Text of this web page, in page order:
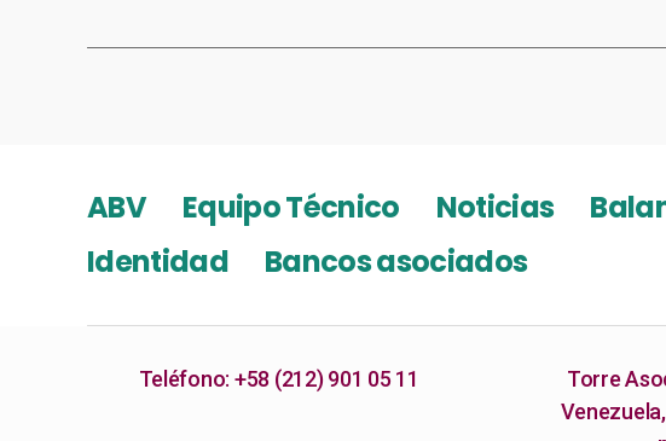
ABV Equipo Técnico Noticias
Identidad
Bancos asociados
Teléfono: +58 (212) 901 05 11
Torre